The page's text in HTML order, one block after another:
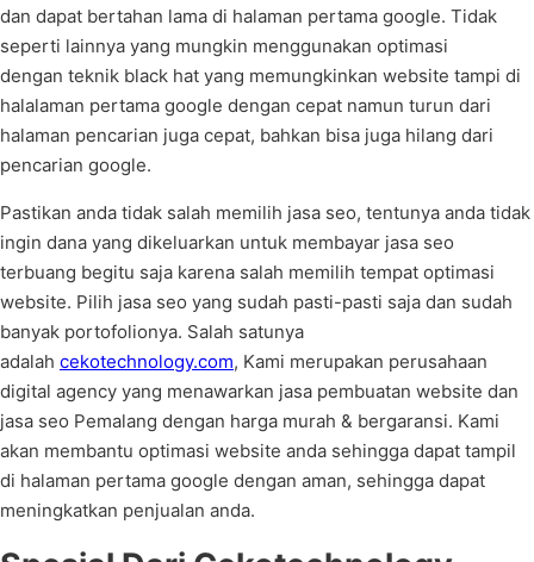
dan dapat bertahan lama di halaman pertama google. Tidak
seperti lainnya yang mungkin menggunakan optimasi
dengan teknik black hat yang memungkinkan website tampi di
halalaman pertama google dengan cepat namun turun dari
halaman pencarian juga cepat, bahkan bisa juga hilang dari
pencarian google.
Pastikan anda tidak salah memilih jasa seo, tentunya anda tidak
ingin dana yang dikeluarkan untuk membayar jasa seo
terbuang begitu saja karena salah memilih tempat optimasi
website. Pilih jasa seo yang sudah pasti-pasti saja dan sudah
banyak portofolionya. Salah satunya
adalah cekotechnology.com, Kami merupakan perusahaan
digital agency yang menawarkan jasa pembuatan website dan
jasa seo Pemalang dengan harga murah & bergaransi. Kami
akan membantu optimasi website anda sehingga dapat tampil
di halaman pertama google dengan aman, sehingga dapat
meningkatkan penjualan anda.